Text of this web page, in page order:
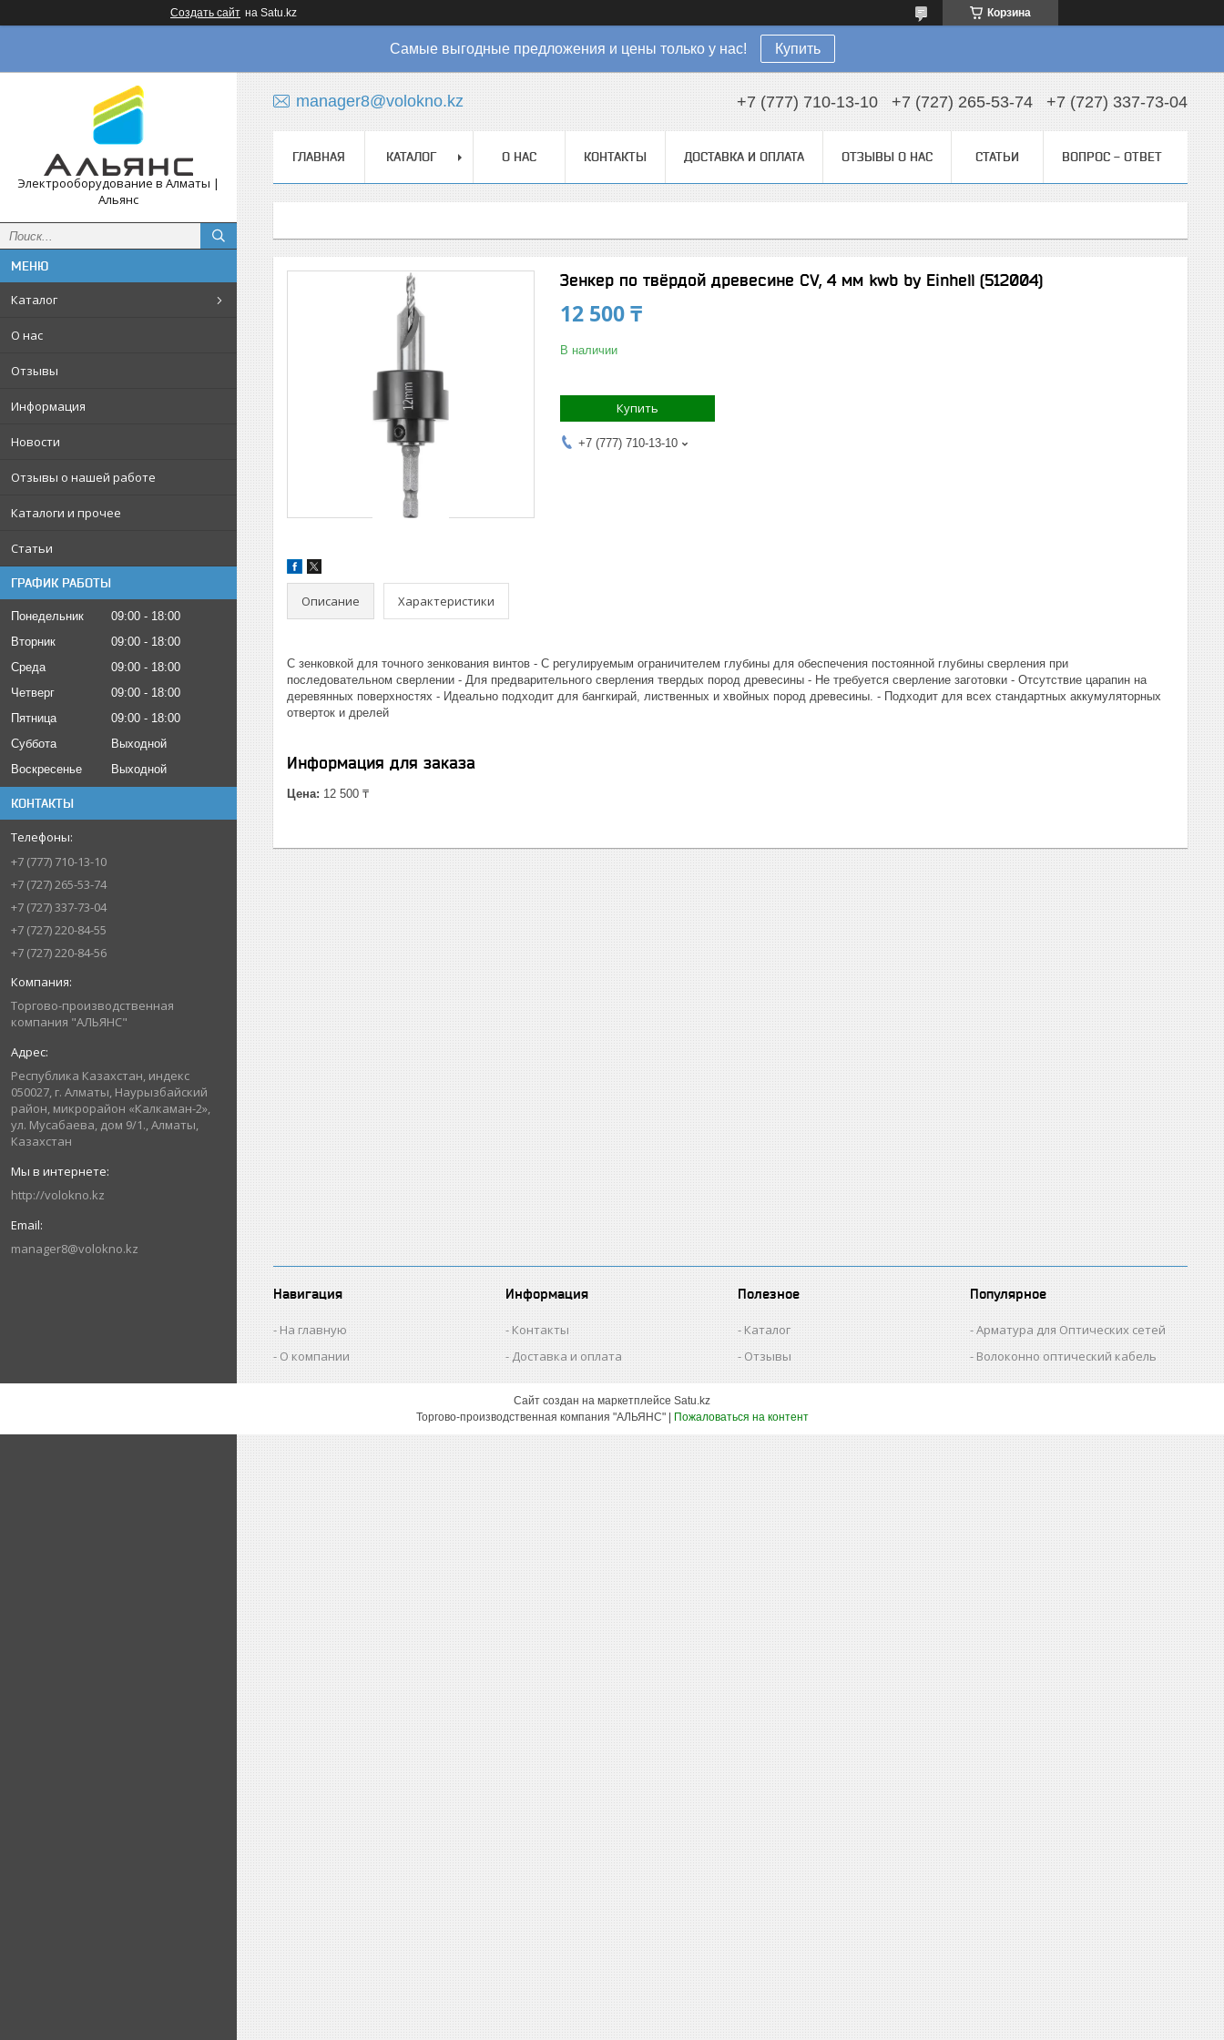
Создать сайт на Satu.kz Корзина
Самые выгодные предложения и цены только у нас! Купить
Электрооборудование в Алматы |
Альянс
Каталог
О нас
Отзывы
Информация
Новости
Отзывы о нашей работе
Каталоги и прочее
Статьи
ГРАФИК РАБОТЫ
Понедельник 09:00
18:00
Вторник
09:00
18:00
Среда
09:00
18:00
Четверг
09:00
18:00
Пятница
09:00
18:00
Суббота
Выходной
Воскресенье
Выходной
КОНТАКТЫ
+7 (777) 710-13-10
+7 (727) 265-53-74
+7 (727) 337-73-04
+7 (727) 220-84-55
+7 (727) 220-84-56
Торгово-производственная
компания "АЛЬЯНС"
Республика Казахстан, индекс
050027, г. Алматы, Наурызбайский
район, микрорайон «Калкаман-2»,
ул. Мусабаева, дом 9/1., Алматы,
Казахстан
http://volokno.kz
manager8@volokno.kz
manager8@volokno.kz +7 (777) 710-13-10 +7 (727) 265-53-74 +7 (727) 337-73-04
ГЛАВНАЯ КАТАЛОГ О НАС КОНТАКТЫ ДОСТАВКА И ОПЛАТА ОТЗЫВЫ О НАС СТАТЬИ ВОПРОС - ОТВЕТ
Зенкер по твёрдой древесине CV, 4 мм kwb by Einhell (512004)
12 500 ₸
В наличии
Купить
+7 (777) 710-13-10
Описание Характеристики
С зенковкой для точного зенкования винтов - С регулируемым ограничителем глубины для обеспечения постоянной глубины сверления при
последовательном сверлении - Для предварительного сверления твердых пород древесины - Не требуется сверление заготовки - Отсутствие царапин на
деревянных поверхностях - Идеально подходит для бангкирай, лиственных и хвойных пород древесины. - Подходит для всех стандартных аккумуляторных
отверток и дрелей
Информация для заказа
Цена: 12 500 ₸
Навигация
На главную
О компании
Информация
Контакты
Доставка и оплата
Полезное
Каталог
Отзывы
Популярное
Арматура для Оптических сетей
Волоконно оптический кабель
Сайт создан на маркетплейсе Satu.kz
Пожаловаться на контент